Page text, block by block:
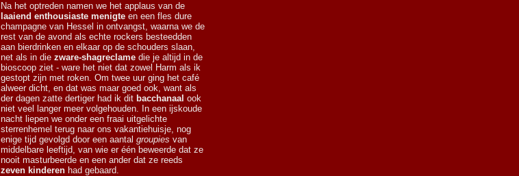
Na het optreden namen we het applaus van de
laaiend enthousiaste menigte en een fles dure
champagne van Hessel in ontvangst, waarna we de
rest van de avond als echte rockers besteedden
aan bierdrinken en elkaar op de schouders slaan,
net als in die zware-shagreclame die je altijd in de
bioscoop ziet - ware het niet dat zowel Harm als ik
gestopt zijn met roken. Om twee uur ging het café
alweer dicht, en dat was maar goed ook, want als
der dagen zatte dertiger had ik dit bacchanaal ook
niet veel langer meer volgehouden. In een ijskoude
nacht liepen we onder een fraai uitgelichte
sterrenhemel terug naar ons vakantiehuisje, nog
enige tijd gevolgd door een aantal groupies van
middelbare leeftijd, van wie er één beweerde dat ze
nooit masturbeerde en een ander dat ze reeds
zeven kinderen had gebaard.